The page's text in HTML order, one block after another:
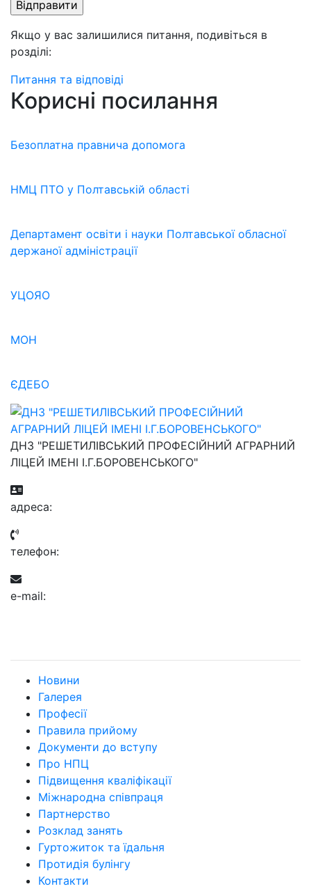
Якщо у вас залишилися питання, подивіться в
розділі:
Питання та відповіді
Корисні посилання
Безоплатна правнича допомога
НМЦ ПТО у Полтавській області
Департамент освіти і науки Полтавської обласної
держаної адміністрації
УЦОЯО
МОН
ЄДЕБО
ДНЗ "РЕШЕТИЛІВСЬКИЙ ПРОФЕСІЙНИЙ АГРАРНИЙ
ЛІЦЕЙ ІМЕНІ І.Г.БОРОВЕНСЬКОГО"
aдресa:
телефон:
e-mail:
Новини
Галерея
Професії
Правила прийому
Документи до вступу
Про НПЦ
Підвищення кваліфікації
Міжнародна співпраця
Партнерство
Розклад занять
Гуртожиток та їдальня
Протидія булінгу
Контакти